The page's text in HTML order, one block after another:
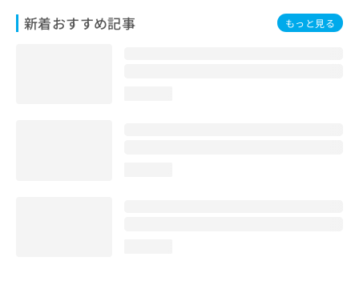
新着おすすめ記事 もっと見る
問